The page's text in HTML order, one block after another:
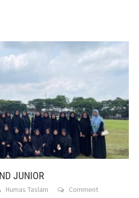
JUNIOR
Humas Taslam Comment